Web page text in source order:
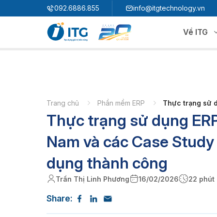
092.6886.855 info@itgtechnology.vn
Về ITG
Giải pháp quản trị hoạch định nguồn lực
3S i​FACTORY
Giải pháp nhà máy thông minh
3S WMS
3S MES
3S MMS
3S EMS
3S F-INSIGHT
Trang chủ Phần mềm ERP Thực trạng sử
Thực trạng sử dụng
Nam và các Case
dụng thành công
Trần Thị Linh Phương 16/02/2026 22 phút
Share: